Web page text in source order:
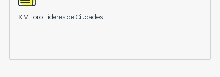
XIV Foro Líderes de Ciudades